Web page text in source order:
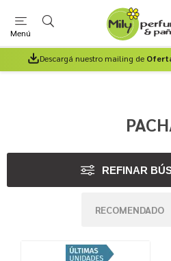
Menú
Descargá nuestro mailing de
REFINAR